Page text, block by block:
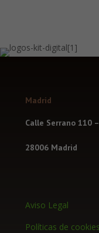
Madrid
Calle Serrano 110
28006 Madrid
Aviso Legal
Políticas de cookies